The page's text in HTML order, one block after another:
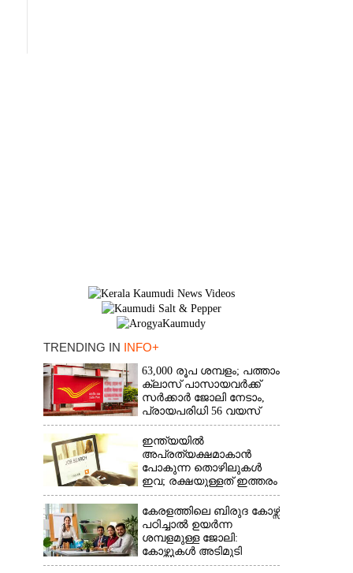
TRENDING IN INFO+
63,000 രൂപ ശമ്പളം; പത്താം
ക്ലാസ് പാസായവർക്ക്
സർക്കാർ ജോലി നേടാം,
പ്രായപരിധി 56 വയസ്
ഇന്ത്യയിൽ
അപ്രത്യക്ഷമാകാൻ
പോകുന്ന തൊഴിലുകൾ
ഇവ; രക്ഷയുള്ളത് ഇത്തരം
ജോലികൾക്ക് മാത്രം
കേരളത്തിലെ ബിരുദ കോഴ്സ്
പഠിച്ചാൽ ഉയർന്ന
ശമ്പളമുള്ള ജോലി:​
കോഴ്സുകൾ അടിമുടി
മാറ്റാൻ പദ്ധതി